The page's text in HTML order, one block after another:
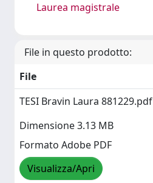
Laurea magistrale
File in questo prodotto:
File
TESI Bravin Laura 881229.pdf
Dimensione 3.13 MB
Formato Adobe PDF
Visualizza/Apri